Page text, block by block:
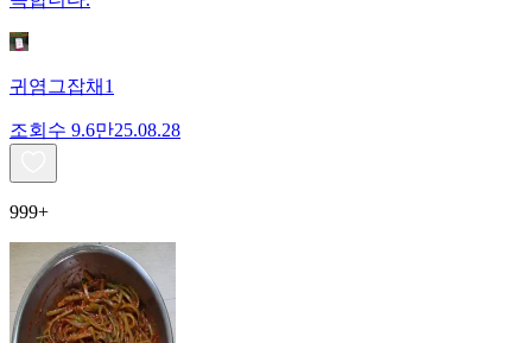
귀염그잡채1
조회수 9.6만25.08.28
999+